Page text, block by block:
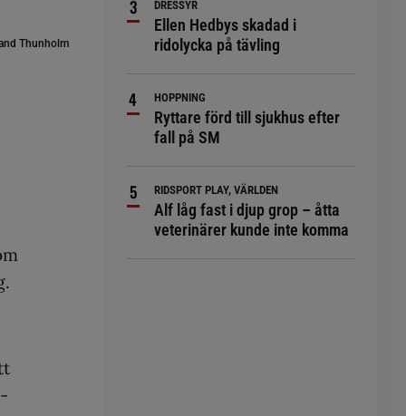
Thunholm
DRESSYR
Ellen Hedbys skadad i
ridolycka på tävling
HOPPNING
Ryttare förd till sjukhus efter
fall på SM
RIDSPORT PLAY, VÄRLDEN
Alf låg fast i djup grop – åtta
veterinärer kunde inte komma